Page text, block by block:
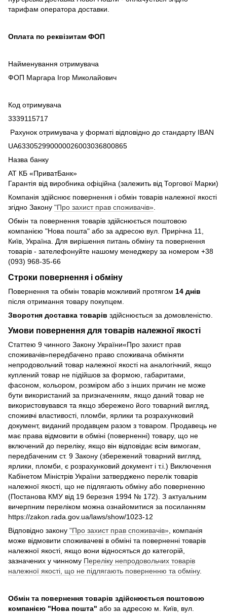
тарифам оператора доставки.
Оплата по реквізитам ФОП
Найменування отримувача
ФОП Маргара Ігор Миколайович
Код отримувача
3339115717
Рахунок отримувача у форматі відповідно до стандарту IBAN
UA633052990000026003036800865
Назва банку
АТ КБ «ПриватБанк»
Гарантія від виробника офіційна (залежить від Торгової Марки)
Компанія здійснює повернення і обмін товарів належної якості
згідно Закону "Про захист прав споживачів»
Обмін та повернення товарів здійснюється поштовою
компанією "Нова пошта" або за адресою вул. Прирічна 11,
Київ, Україна. Для вирішення питань обміну та повернення
товарів - зателефонуйте нашому менеджеру за номером +38
(093) 968-35-66
Строки повернення і обміну
Повернення та обмін товарів можливий протягом 14 днів
після отримання товару покупцем.
Зворотня доставка товарів здійснюється за домовленістю.
Умови повернення для товарів належної якості
Статтею 9 чинного Закону України«Про захист прав
споживачів»передбачено право споживача обміняти
непродовольчий товар належної якості на аналогічний, якщо
куплений товар не підійшов за формою, габаритами,
фасоном, кольором, розміром або з інших причин не може
бути використаний за призначенням, якщо даний товар не
використовувався та якщо збережено його товарний вигляд,
споживчі властивості, пломби, ярлики та розрахунковий
документ, виданий продавцем разом з товаром. Продавець не
має права відмовити в обміні (поверненні) товару, що не
включений до переліку, якщо він відповідає всім вимогам,
передбаченим ст. 9 Закону (збережений товарний вигляд,
ярлики, пломби, є розрахунковий документ і т.і.) Виключення
Кабінетом Міністрів України затверджено перелік товарів
належної якості, що не підлягають обміну або поверненню
(Постанова КМУ від 19 березня 1994 № 172). З актуальним
вичерпним переліком можна ознайомитися за посиланням
https://zakon.rada.gov.ua/laws/show/1023-12
Відповідно закону "Про захист прав споживачів», компанія
може відмовити споживачеві в обміні та поверненні товарів
належної якості, якщо вони відносяться до категорій,
зазначених у чинному Переліку непродовольчих товарів
належної якості, що не підлягають поверненню та обміну.
Обмін та повернення товарів здійснюється поштовою
компанією "Нова пошта" або за адресою м. Київ, вул.